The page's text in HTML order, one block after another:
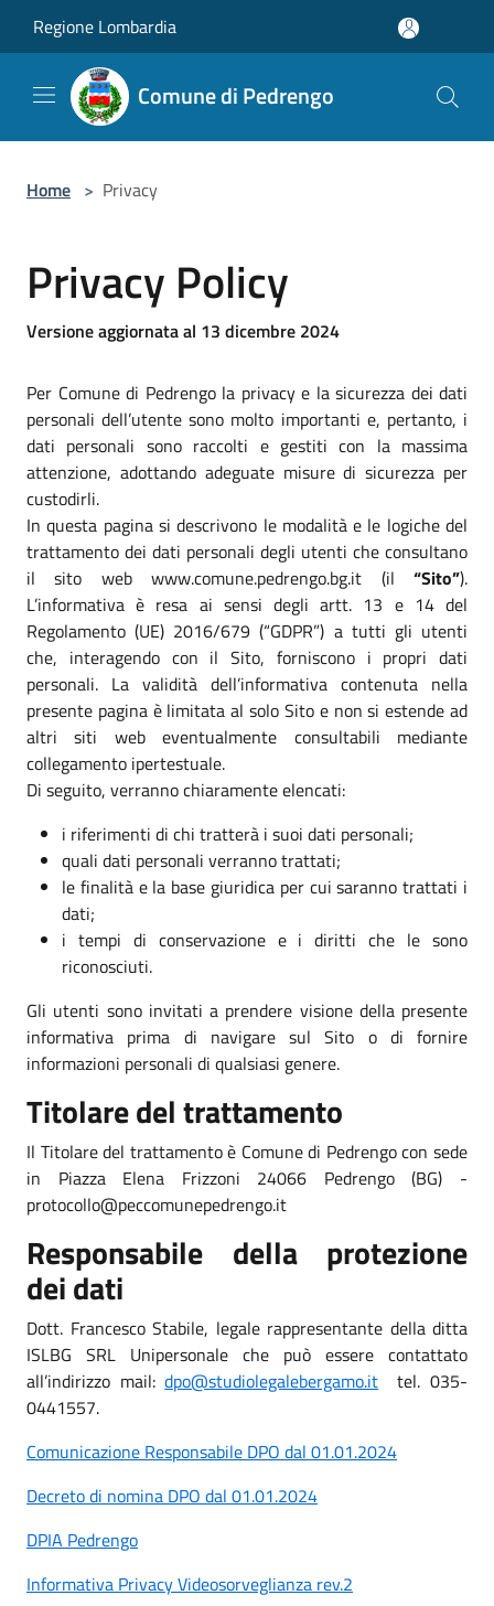
Regione Lombardia
Comune di Pedrengo
Home > Privacy
Privacy Policy
Versione aggiornata al 13 dicembre 2024
Per Comune di Pedrengo la privacy e la sicurezza dei dati
personali dell’utente sono molto importanti e, pertanto, i
dati personali sono raccolti e gestiti con la massima
attenzione, adottando adeguate misure di sicurezza per
custodirli.
In questa pagina si descrivono le modalità e le logiche del
trattamento dei dati personali degli utenti che consultano
il sito web www.comune.pedrengo.bg.it (il “Sito”).
L’informativa è resa ai sensi degli artt. 13 e 14 del
Regolamento (UE) 2016/679 (“GDPR”) a tutti gli utenti
che, interagendo con il Sito, forniscono i propri dati
personali. La validità dell’informativa contenuta nella
presente pagina è limitata al solo Sito e non si estende ad
altri siti web eventualmente consultabili mediante
collegamento ipertestuale.
Di seguito, verranno chiaramente elencati:
i riferimenti di chi tratterà i suoi dati personali;
quali dati personali verranno trattati;
le finalità e la base giuridica per cui saranno trattati i
dati;
i tempi di conservazione e i diritti che le sono
riconosciuti.
Gli utenti sono invitati a prendere visione della presente
informativa prima di navigare sul Sito o di fornire
informazioni personali di qualsiasi genere.
Titolare del trattamento
Il Titolare del trattamento è Comune di Pedrengo con sede
in Piazza Elena Frizzoni 24066 Pedrengo (BG) -
protocollo@peccomunepedrengo.it
Responsabile della protezione
dei dati
Dott. Francesco Stabile, legale rappresentante della ditta
ISLBG SRL Unipersonale che può essere contattato
all’indirizzo mail:dpo@studiolegalebergamo.it tel. 035-
0441557.
Comunicazione Responsabile DPO dal 01.01.2024
Decreto di nomina DPO dal 01.01.2024
DPIA Pedrengo
Informativa Privacy Videosorveglianza rev.2